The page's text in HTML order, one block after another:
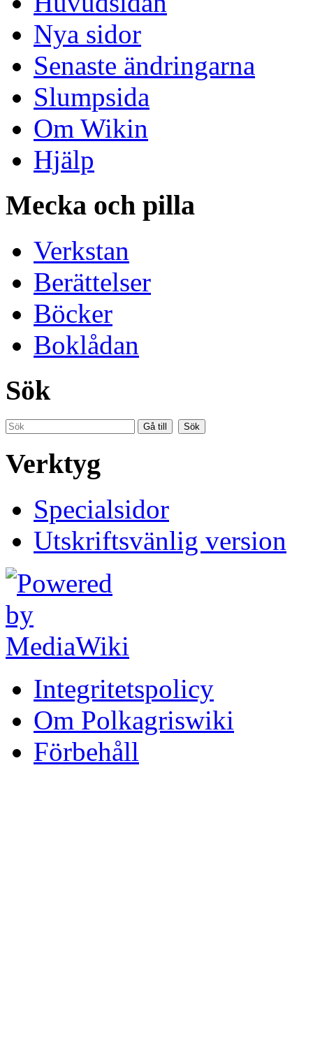
Nya sidor
Senaste ändringarna
Slumpsida
Om Wikin
Hjälp
Mecka och pilla
Verkstan
Berättelser
Böcker
Boklådan
Sök
Verktyg
Specialsidor
Utskriftsvänlig version
Integritetspolicy
Om Polkagriswiki
Förbehåll